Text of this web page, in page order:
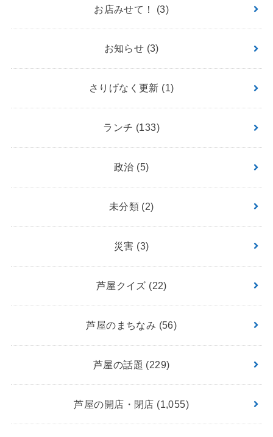
お店みせて！ (3)
お知らせ (3)
さりげなく更新 (1)
ランチ (133)
政治 (5)
未分類 (2)
災害 (3)
芦屋クイズ (22)
芦屋のまちなみ (56)
芦屋の話題 (229)
芦屋の開店・閉店 (1,055)